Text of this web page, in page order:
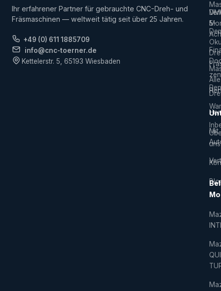
Ihr erfahrener Partner für gebrauchte CNC-Dreh- und
Fräsmaschinen — weltweit tätig seit über 25 Jahren.
+49 (0) 611 1885709
info@cnc-toerner.de
Kettelerstr. 5, 65193 Wiesbaden
5-
Mit
Alle
uns